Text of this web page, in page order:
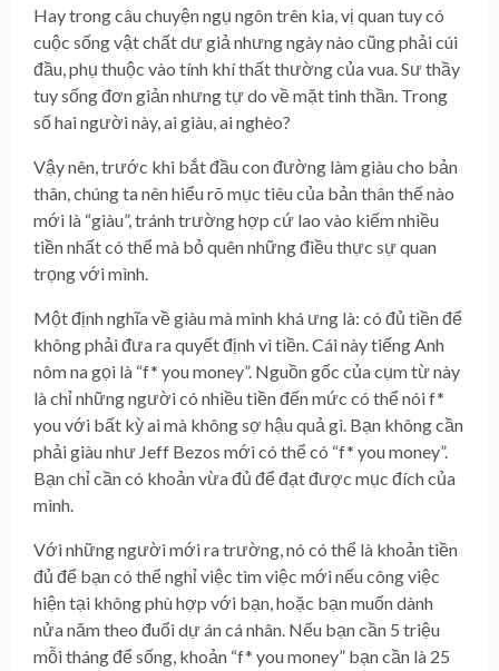
Hay trong câu chuyện ngụ ngôn trên kia, vị quan tuy có
cuộc sống vật chất dư giả nhưng ngày nào cũng phải cúi
đầu, phụ thuộc vào tính khí thất thường của vua. Sư thầy
tuy sống đơn giản nhưng tự do về mặt tinh thần. Trong
số hai người này, ai giàu, ai nghèo?
Vậy nên, trước khi bắt đầu con đường làm giàu cho bản
thân, chúng ta nên hiểu rõ mục tiêu của bản thân thế nào
mới là “giàu”, tránh trường hợp cứ lao vào kiếm nhiều
tiền nhất có thể mà bỏ quên những điều thực sự quan
trọng với mình.
Một định nghĩa về giàu mà mình khá ưng là: có đủ tiền để
không phải đưa ra quyết định vì tiền. Cái này tiếng Anh
nôm na gọi là “f* you money”. Nguồn gốc của cụm từ này
là chỉ những người có nhiều tiền đến mức có thể nói f*
you với bất kỳ ai mà không sợ hậu quả gì. Bạn không cần
phải giàu như Jeff Bezos mới có thể có “f* you money”.
Bạn chỉ cần có khoản vừa đủ để đạt được mục đích của
mình.
Với những người mới ra trường, nó có thể là khoản tiền
đủ để bạn có thể nghỉ việc tìm việc mới nếu công việc
hiện tại không phù hợp với bạn, hoặc bạn muốn dành
nửa năm theo đuổi dự án cá nhân. Nếu bạn cần 5 triệu
mỗi tháng để sống, khoản “f* you money” bạn cần là 25